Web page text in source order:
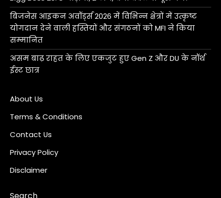
बिजनेस आइकन अवॉर्ड्स 2026 में विभिन्न क्षेत्रों में उत्कृष्ट
योगदान देने वाली हस्तियों और संगठनों को MFI ने किया
सम्मानित
असम बाढ़ राहत के लिए एकजुट हुए Gen Z और DU के नॉर्थ
ईस्ट छात्र
About Us
Terms & Conditions
Contact Us
Privacy Policy
Disclaimer
Search